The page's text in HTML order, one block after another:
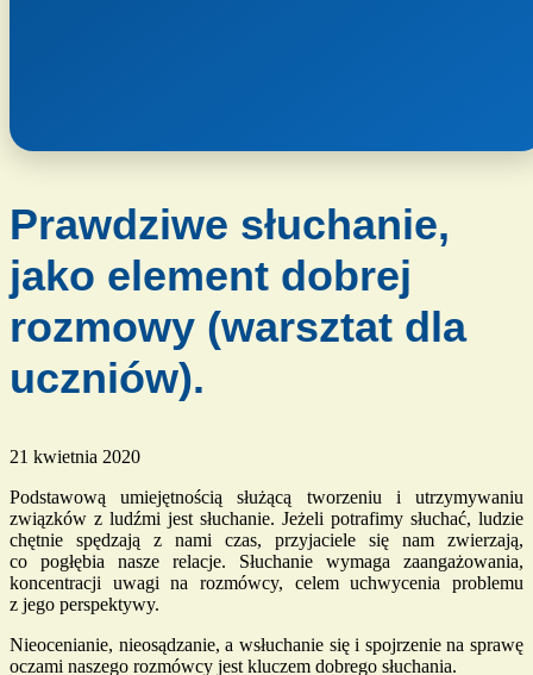
Prawdziwe słuchanie,
jako element dobrej
rozmowy (warsztat dla
uczniów).
21 kwietnia 2020
Podstawową umiejętnością służącą tworzeniu i utrzymywaniu
związków z ludźmi jest słuchanie. Jeżeli potrafimy słuchać, ludzie
chętnie spędzają z nami czas, przyjaciele się nam zwierzają,
co pogłębia nasze relacje. Słuchanie wymaga zaangażowania,
koncentracji uwagi na rozmówcy, celem uchwycenia problemu
z jego perspektywy.
Nieocenianie, nieosądzanie, a wsłuchanie się i spojrzenie na sprawę
oczami naszego rozmówcy jest kluczem dobrego słuchania.